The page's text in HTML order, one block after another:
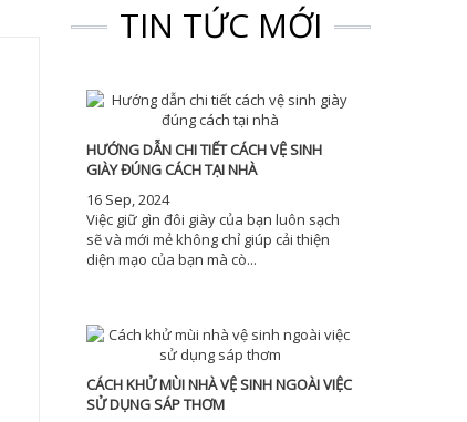
TIN TỨC MỚI
HƯỚNG DẪN CHI TIẾT CÁCH VỆ SINH
GIÀY ĐÚNG CÁCH TẠI NHÀ
16 Sep, 2024
Việc giữ gìn đôi giày của bạn luôn sạch
sẽ và mới mẻ không chỉ giúp cải thiện
diện mạo của bạn mà cò...
CÁCH KHỬ MÙI NHÀ VỆ SINH NGOÀI VIỆC
SỬ DỤNG SÁP THƠM